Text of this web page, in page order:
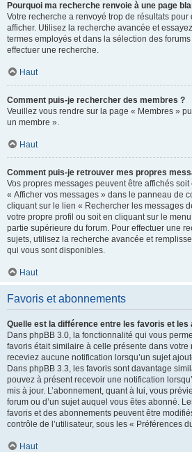
Pourquoi ma recherche renvoie à une page
Votre recherche a renvoyé trop de résultats
afficher. Utilisez la recherche avancée et
termes employés et dans la sélection des
effectuer une recherche.
Haut
Comment puis-je rechercher des membres ?
Veuillez vous rendre sur la page « Membres »
un membre ».
Haut
Comment puis-je retrouver mes propres
Vos propres messages peuvent être affichés
« Afficher vos messages » dans le panneau de
cliquant sur le lien « Rechercher les messages
votre propre profil ou soit en cliquant sur le
partie supérieure du forum. Pour effectuer une
sujets, utilisez la recherche avancée et
qui vous sont disponibles.
Haut
Favoris et abonnements
Quelle est la différence entre les favoris et les
Dans phpBB 3.0, la fonctionnalité qui vous
favoris était similaire à celle présente dans votre
receviez aucune notification lorsqu’un sujet
Dans phpBB 3.3, les favoris sont davantage
pouvez à présent recevoir une notification
mis à jour. L’abonnement, quant à lui, vous
forum ou d’un sujet auquel vous êtes abonné.
favoris et des abonnements peuvent être
contrôle de l’utilisateur, sous les « Préférences
Haut